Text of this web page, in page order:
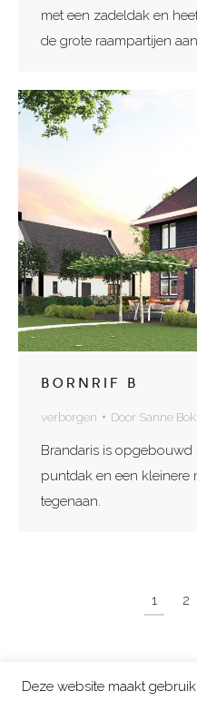
met een zadeldak en
de grote raampartijen
BORNRIF B
verborgen Door Sanne
Brandaris is
puntdak en een kleinere
tegenaan.
1 2
Deze website maakt